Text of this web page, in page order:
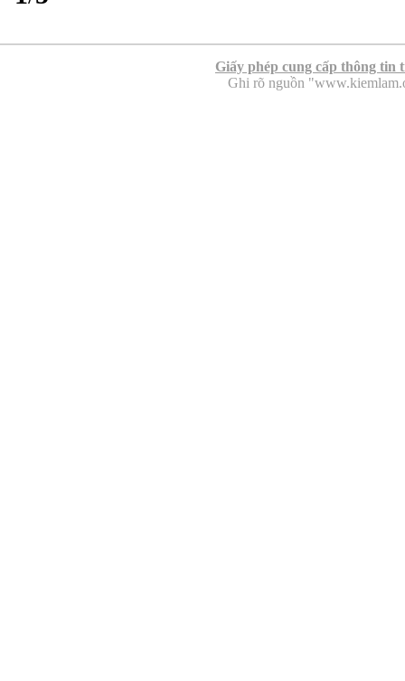
Giấy phép cung cấp thông tin
Ghi rõ nguồn